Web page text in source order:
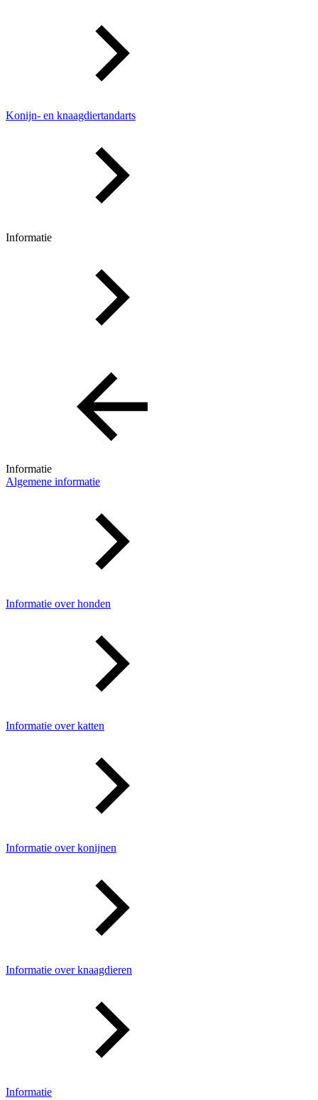
Konijn- en knaagdiertandarts
Informatie
Informatie
Algemene informatie
Informatie over honden
Informatie over katten
Informatie over konijnen
Informatie over knaagdieren
Informatie